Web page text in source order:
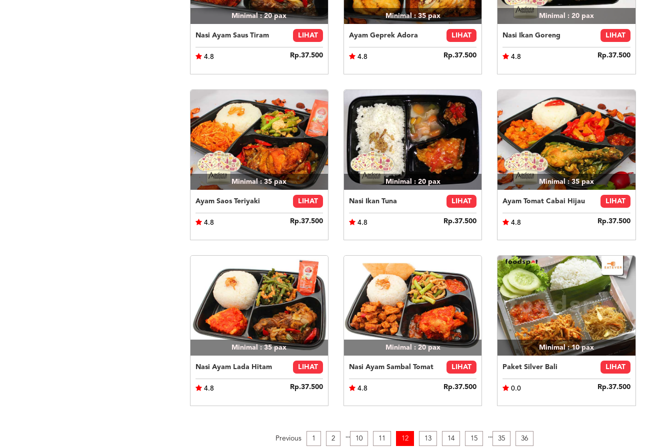
Minimal : 20pax
Nasi Ayam Saus Tiram LIHAT
4.8 Rp.37.500
Minimal : 35pax
Ayam Geprek Adora LIHAT
4.8 Rp.37.500
Minimal : 20 pax
Nasi Ikan Goreng LIHAT
4.8 Rp.37.500
Minimal : 35pax
Ayam Saos Teriyaki LIHAT
4.8 Rp.37.500
Minimal : 20 pax
Nasi Ikan Tuna LIHAT
4.8 Rp.37.500
Minimal : 35pax
Ayam Tomat Cabai Hijau LIHAT
4.8 Rp.37.500
Minimal : 35pax
Nasi Ayam Lada Hitam LIHAT
4.8 Rp.37.500
Minimal : 20 pax
Nasi Ayam Sambal Tomat LIHAT
4.8 Rp.37.500
Minimal : 10pax
Paket Silver Bali LIHAT
0.0 Rp.37.500
Previous 1 2 ... 10 11 12 13 14 15 ... 35 36